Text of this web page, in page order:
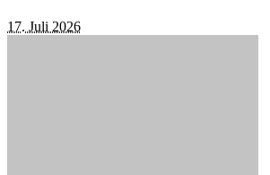
17. Juli 2026